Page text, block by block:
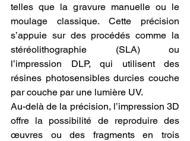
telles que la gravure manuelle ou le
moulage classique. Cette précision
s’appuie sur des procédés comme la
stéréolithographie (SLA) ou
l’impression DLP, qui utilisent des
résines photosensibles durcies couche
par couche par une lumière UV.
Au-delà de la précision, l’impression 3D
offre la possibilité de reproduire des
œuvres ou des fragments en trois